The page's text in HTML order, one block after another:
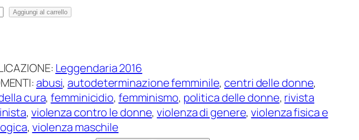
a
r
e
z
z
o
Aggiungi al carrello
Leggendaria 2016
abusi, autodeterminazione femminile, centri delle donne
cura, femminicidio, femminismo, politica delle donne, rivista
, violenza contro le donne, violenza di genere, violenza fisica e
, violenza maschile